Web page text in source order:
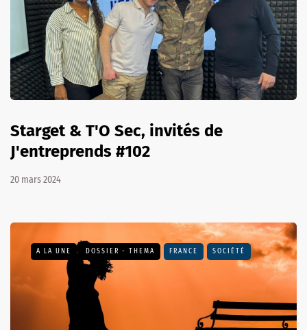
Starget & T'O Sec, invités de
J'entreprends #102
20 mars 2024
A LA UNE DOSSIER - THEMA FRANCE SOCIÉTÉ